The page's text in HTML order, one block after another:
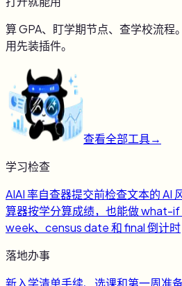
算 GPA、盯学期节点、查学校流程
用先装插件。
查看全部工具→
学习检查
AIAI 率自查器提交前检查文本的 AI
算器按学分算成绩，也能做 what-if
week、census date 和 final 倒计时
落地办事
新入学清单手续、选课和第一周准